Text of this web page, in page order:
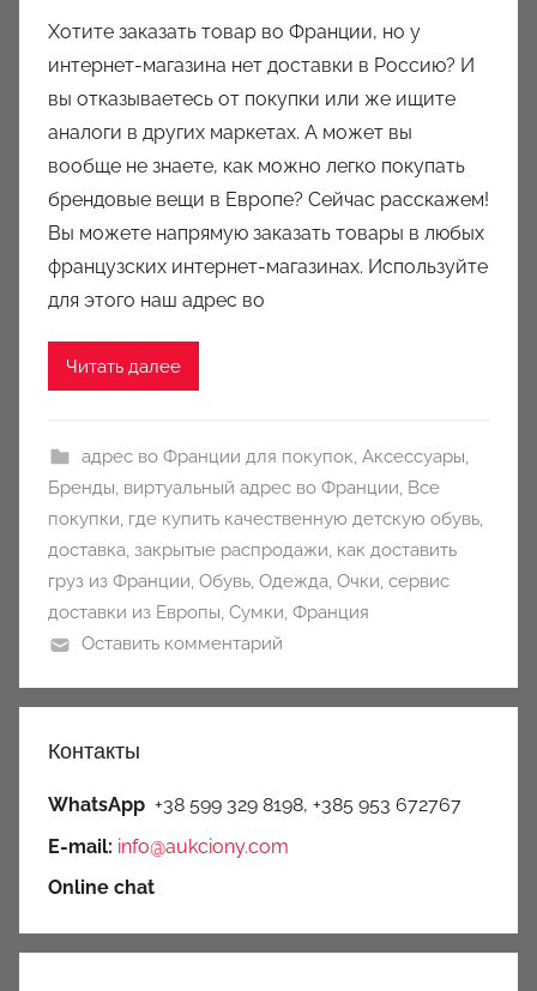
т
о
р
о
м
a
u
k
Хотите заказать товар во Франции, но у
интернет-магазина нет доставки в Россию? И
вы отказываетесь от покупки или же ищите
аналоги в других маркетах. А может вы
вообще не знаете, как можно легко покупать
брендовые вещи в Европе? Сейчас расскажем!
Вы можете напрямую заказать товары в любых
французских интернет-магазинах. Используйте
для этого наш адрес во
Читать далее
адрес во Франции для покупок, Аксессуары,
Бренды, виртуальный адрес во Франции, Все
покупки, где купить качественную детскую обувь,
доставка, закрытые распродажи, как доставить
груз из Франции, Обувь, Одежда, Очки, сервис
доставки из Европы, Сумки, Франция
Оставить комментарий
Контакты
WhatsApp +38 599 329 8198, +385 953 672767
E-mail: info@aukciony.com
Online chat